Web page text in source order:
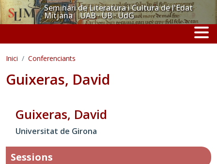
Vés al contingutSeminari de Literatura i Cultura de l'Edat
Mitjana UAB · UB · UdG
Inici Conferenciants
Guixeras, David
Guixeras, David
Universitat de Girona
Sessions